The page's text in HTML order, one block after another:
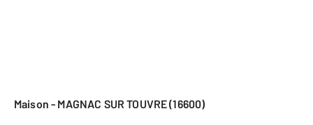
Maison - MAGNAC SUR TOUVRE (16600)